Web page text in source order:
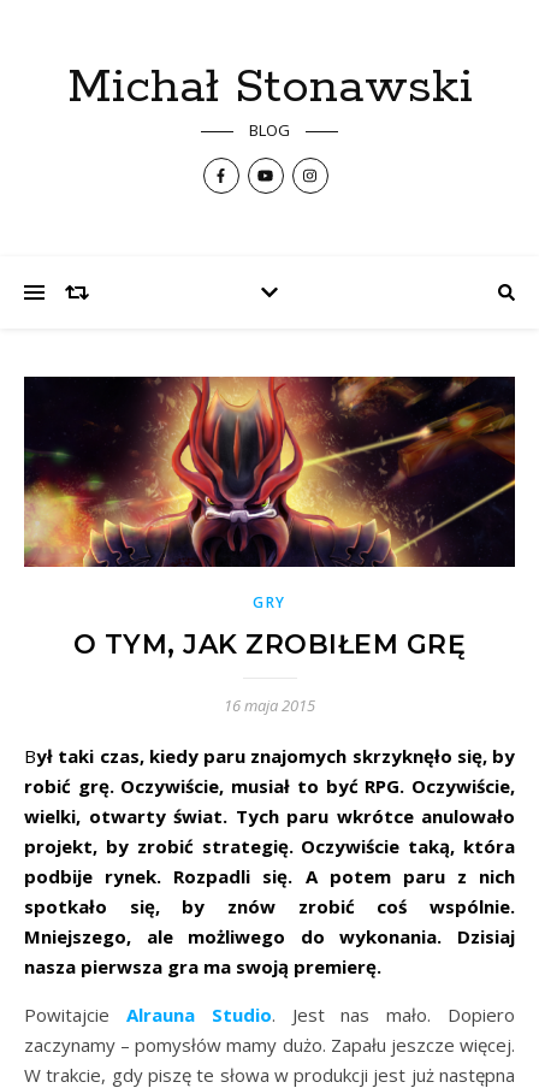
Michał Stonawski
BLOG
GRY
O TYM, JAK ZROBIŁEM GRĘ
16 maja 2015
Był taki czas, kiedy paru znajomych skrzyknęło się, by
robić grę. Oczywiście, musiał to być RPG. Oczywiście,
wielki, otwarty świat. Tych paru wkrótce anulowało
projekt, by zrobić strategię. Oczywiście taką, która
podbije rynek. Rozpadli się. A potem paru z nich
spotkało się, by znów zrobić coś wspólnie.
Mniejszego, ale możliwego do wykonania. Dzisiaj
nasza pierwsza gra ma swoją premierę.
Powitajcie Alrauna Studio. Jest nas mało. Dopiero
zaczynamy – pomysłów mamy dużo. Zapału jeszcze więcej.
W trakcie, gdy piszę te słowa w produkcji jest już następna